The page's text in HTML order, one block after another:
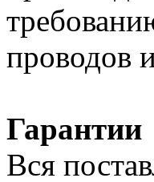
проводов
Гарантии
Вся